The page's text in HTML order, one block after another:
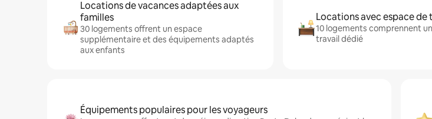
Locations de vacances adaptées aux
familles
30 logements offrent un espace
supplémentaire et des équipements adaptés
aux enfants
Locations avec espace de
10 logements comprennent
travail dédié
Équipements populaires pour les voyageurs